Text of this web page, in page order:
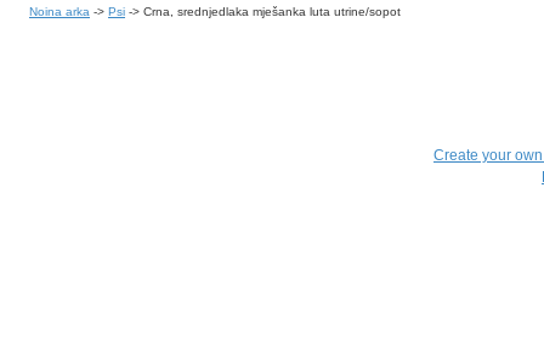
Noina arka -> Psi -> Crna, srednjedlaka mješanka luta utrine/sopot
Create your